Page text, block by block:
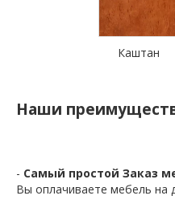
Каштан
Наши
- Самый простой Заказ
Вы оплачиваете мебель на